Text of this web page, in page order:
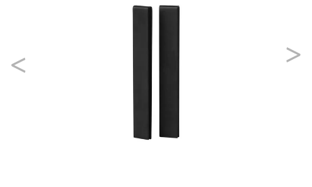
Previous